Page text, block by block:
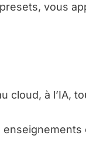
vous
cloud, à l’IA,